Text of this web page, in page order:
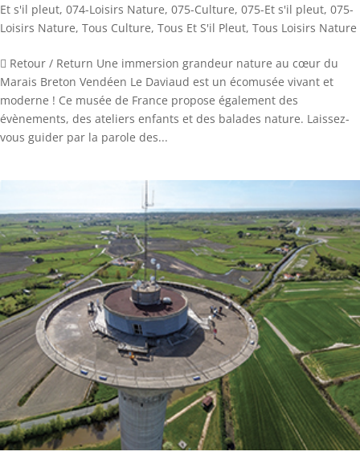
Et s'il pleut, 074-Loisirs Nature, 075-Culture, 075-Et s'il pleut, 075-
Loisirs Nature, Tous Culture, Tous Et S'il Pleut, Tous Loisirs Nature
 Retour / Return Une immersion grandeur nature au cœur du
Marais Breton Vendéen Le Daviaud est un écomusée vivant et
moderne ! Ce musée de France propose également des
évènements, des ateliers enfants et des balades nature. Laissez-
vous guider par la parole des...